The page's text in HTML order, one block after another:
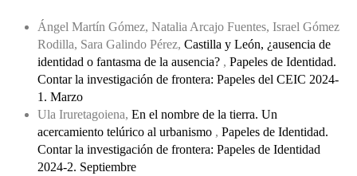
Ángel Martín Gómez, Natalia Arcajo Fuentes, Israel Gómez
Rodilla, Sara Galindo Pérez, Castilla y León, ¿ausencia de
identidad o fantasma de la ausencia? , Papeles de Identidad.
Contar la investigación de frontera: Papeles del CEIC 2024-
1. Marzo
Ula Iruretagoiena, En el nombre de la tierra. Un
acercamiento telúrico al urbanismo , Papeles de Identidad.
Contar la investigación de frontera: Papeles de Identidad
2024-2. Septiembre